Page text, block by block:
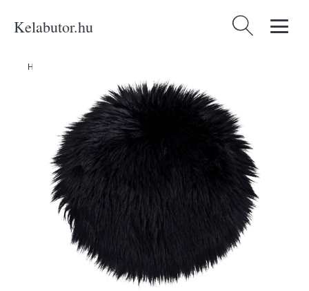
Kelabutor.hu Keresés:
Home